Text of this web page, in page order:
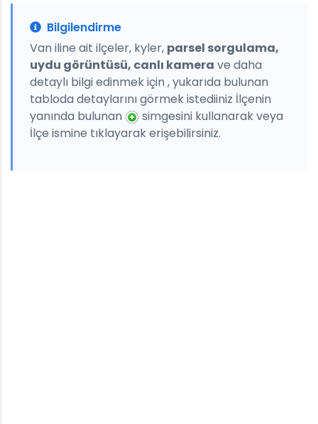
Bilgilendirme
Van iline ait ilçeler, kyler, parsel sorgulama,
uydu görüntüsü, canlı kamera ve daha
detaylı bilgi edinmek için , yukarıda bulunan
tabloda detaylarını görmek istediiniz İlçenin
yanında bulunan
simgesini kullanarak veya
İlçe ismine tıklayarak erişebilirsiniz.